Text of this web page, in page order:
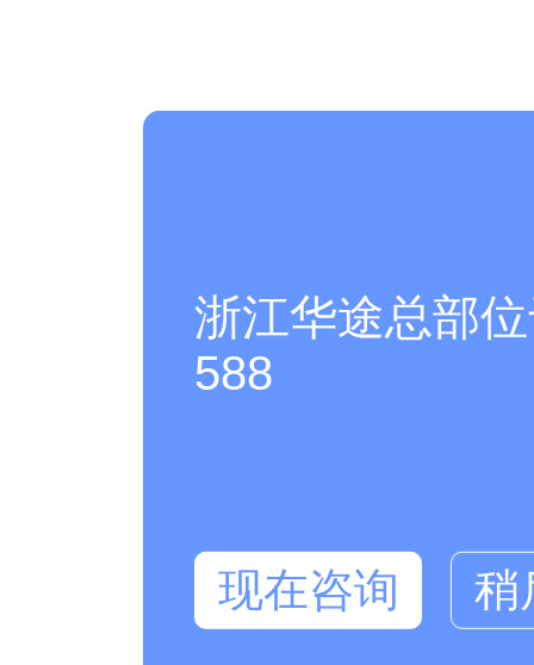
浙江华途总部
588
现在咨询 稍